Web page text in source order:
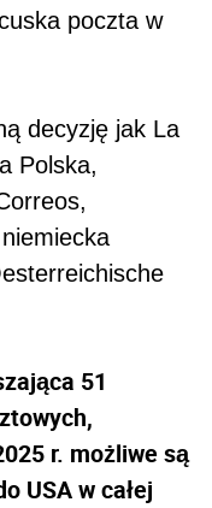
poczta w
decyzję jak La
Polska,
51
r. możliwe są
USA w całej